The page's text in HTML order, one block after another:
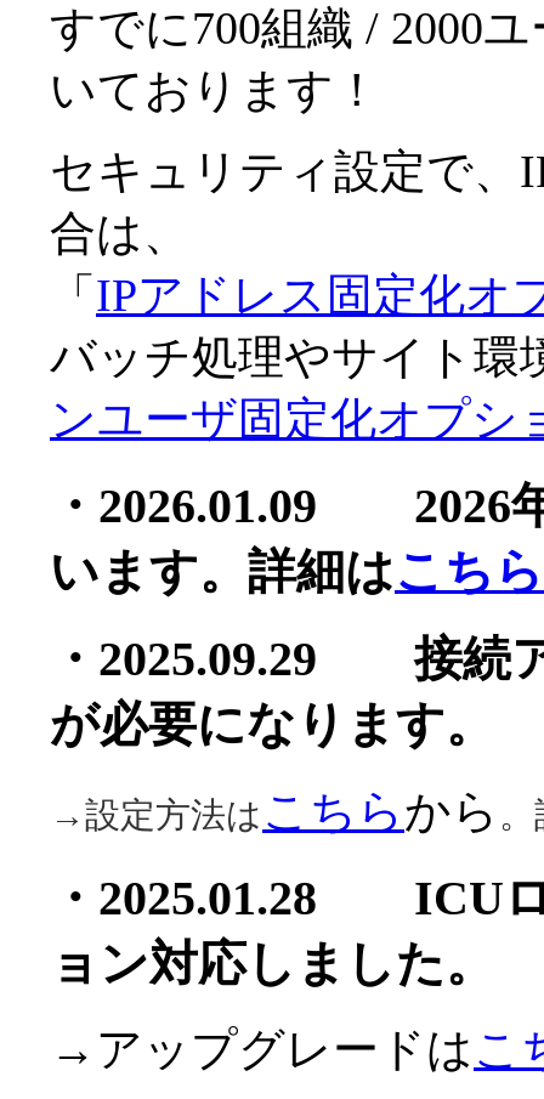
すでに700組織 / 2000
いております！
セキュリティ設定で、
合は、
「 IPアドレス固定化オ
バッチ処理やサイト環
ンユーザ固定化オプシ
・2026.01.09 2026
います。詳細はこちら
・2025.09.29 接続
が必要になります。
→設定方法は こちらから
・2025.01.28 ICU
ョン対応しました。
→アップグレードはこ